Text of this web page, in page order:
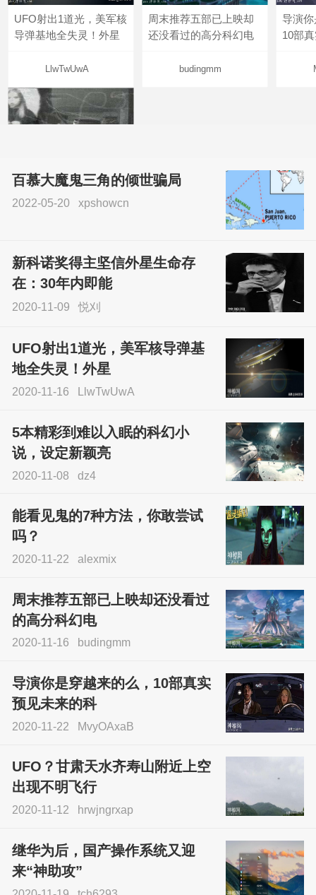
UFO射出1道光，美军核
导弹基地全失灵！外星
LlwTwUwA
周末推荐五部已上映却
还没看过的高分科幻电
budingmm
导演
10部
sskfn
百慕大魔鬼三角的倾世骗局
2022-05-20 xpshowcn
新科诺奖得主坚信外星生命存
在：30年内即能
2020-11-09 悦刈
UFO射出1道光，美军核导弹基
地全失灵！外星
2020-11-16 LlwTwUwA
5本精彩到难以入眠的科幻小
说，设定新颖亮
2020-11-08 dz4
能看见鬼的7种方法，你敢尝试
吗？
2020-11-22 alexmix
周末推荐五部已上映却还没看过
的高分科幻电
2020-11-16 budingmm
导演你是穿越来的么，10部真实
预见未来的科
2020-11-22 MvyOAxaB
UFO？甘肃天水齐寿山附近上空
出现不明飞行
2020-11-12 hrwjngrxap
继华为后，国产操作系统又迎
来“神助攻”